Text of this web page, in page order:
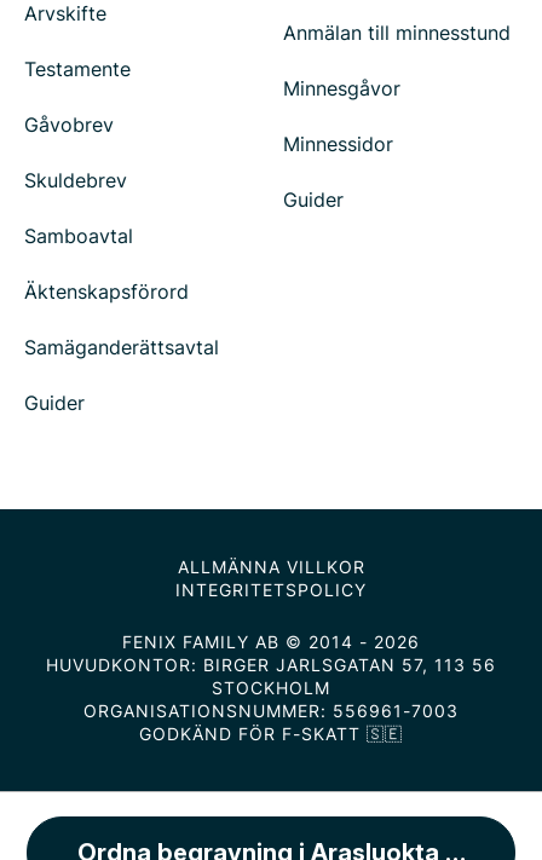
Ordna begravning i Arasluokta kapell
Arvskifte
Testamente
Gåvobrev
Skuldebrev
Samboavtal
Äktenskapsförord
Samäganderättsavtal
Guider
Anmälan till minnesstund
Minnesgåvor
Minnessidor
Guider
ALLMÄNNA VILLKOR
INTEGRITETSPOLICY
FENIX FAMILY AB © 2014 - 2026
HUVUDKONTOR: BIRGER JARLSGATAN 57, 113 56
STOCKHOLM
ORGANISATIONSNUMMER: 556961-7003
GODKÄND FÖR F-SKATT 🇸🇪